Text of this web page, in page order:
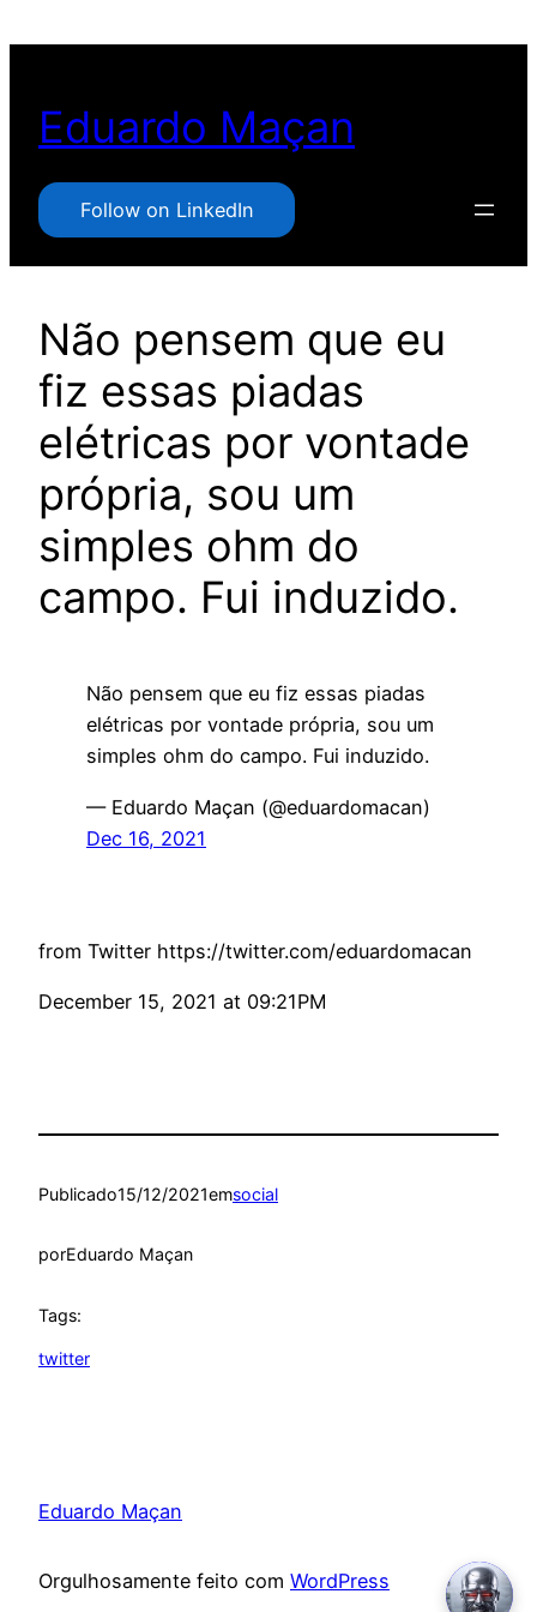
conteúdo
Eduardo Maçan
Follow on LinkedIn
Não pensem que eu
fiz essas piadas
elétricas por vontade
própria, sou um
simples ohm do
campo. Fui induzido.
Não pensem que eu fiz essas piadas
elétricas por vontade própria, sou um
simples ohm do campo. Fui induzido.
— Eduardo Maçan (@eduardomacan)
Dec 16, 2021
from Twitter https://twitter.com/eduardomacan
December 15, 2021 at 09:21PM
Publicado15/12/2021emsocial
porEduardo Maçan
Tags:
twitter
Eduardo Maçan
Orgulhosamente feito com WordPress